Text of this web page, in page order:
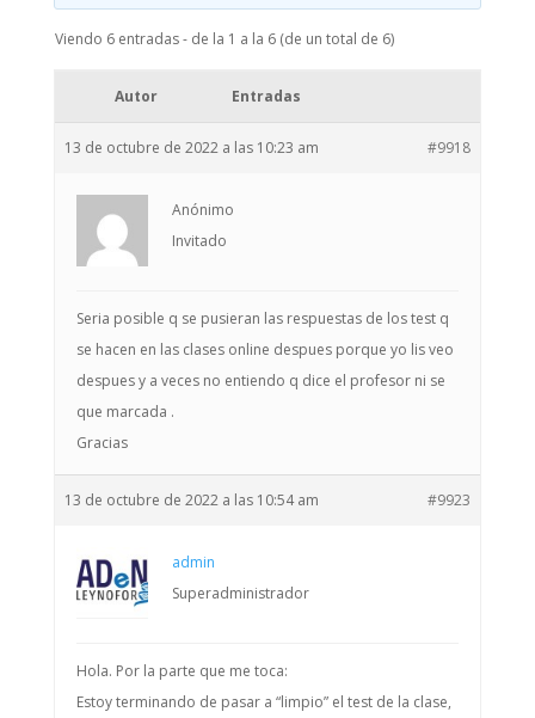
Viendo 6 entradas - de la 1 a la 6 (de un total de 6)
Autor Entradas
13 de octubre de 2022 a las 10:23 am #9918
Anónimo
Invitado
Seria posible q se pusieran las respuestas de los test q
se hacen en las clases online despues porque yo lis veo
despues y a veces no entiendo q dice el profesor ni se
que marcada .
Gracias
13 de octubre de 2022 a las 10:54 am #9923
admin
Superadministrador
Hola. Por la parte que me toca:
Estoy terminando de pasar a “limpio” el test de la clase,